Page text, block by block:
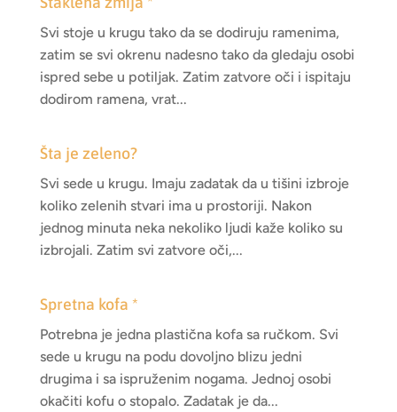
Svi stoje u krugu tako da se dodiruju ramenima,
zatim se svi okrenu nadesno tako da gledaju osobi
ispred sebe u potiljak. Zatim zatvore oči i ispitaju
dodirom ramena, vrat...
Šta je zeleno?
Svi sede u krugu. Imaju zadatak da u tišini izbroje
koliko zelenih stvari ima u prostoriji. Nakon
jednog minuta neka nekoliko ljudi kaže koliko su
izbrojali. Zatim svi zatvore oči,...
Spretna kofa *
Potrebna je jedna plastična kofa sa ručkom. Svi
sede u krugu na podu dovoljno blizu jedni
drugima i sa ispruženim nogama. Jednoj osobi
okačiti kofu o stopalo. Zadatak je da...